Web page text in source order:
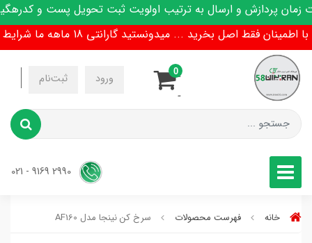
و ارسال به ترتیب اولویت ثبت تحویل پست و کدرهگیری
فقط اصل بخرید ... میدونستید گارانتی 18 ماهه ما شرایط تعویض هم داره !
ورود ثبت‌نام
-
-
0
خانه فهرست محصولات سرخ کن نینجا مدل AF160